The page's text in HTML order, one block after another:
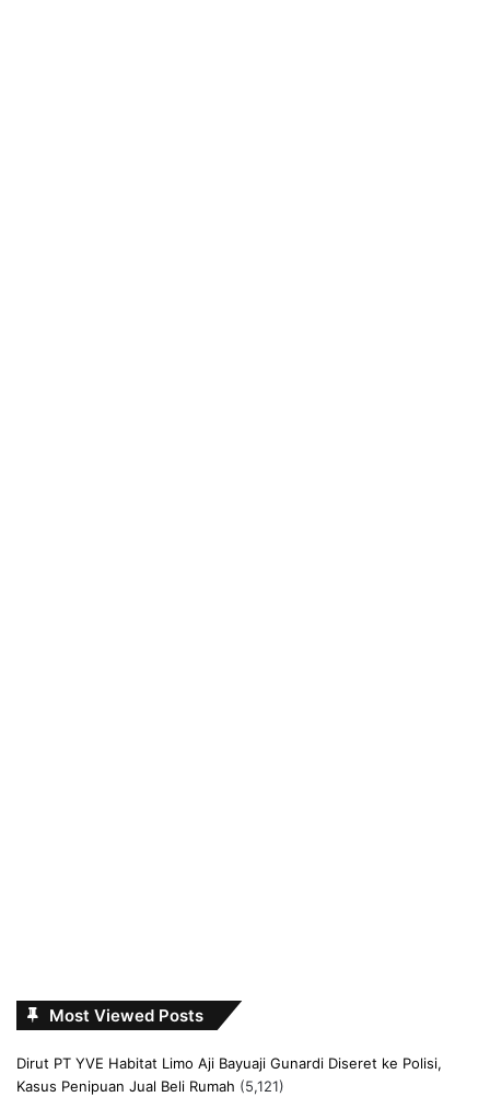
Most Viewed Posts
Dirut PT YVE Habitat Limo Aji Bayuaji Gunardi Diseret ke Polisi,
Kasus Penipuan Jual Beli Rumah (5,121)